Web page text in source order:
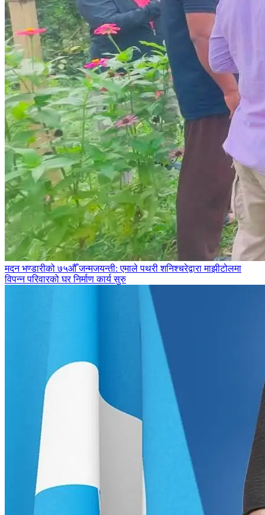
मदन भण्डारीको ७५औँ जन्मजयन्ती: एमाले पथरी शनिश्चरेद्वारा माझीटोलमा
विपन्न परिवारको घर निर्माण कार्य सुरु